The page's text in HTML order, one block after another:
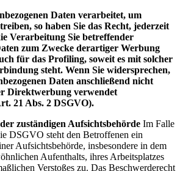
Daten verarbeitet, um
so haben Sie das Recht, jederzeit
Verarbeitung Sie betreffender
zum Zwecke derartiger Werbung
für das Profiling, soweit es mit solcher
steht. Wenn Sie widersprechen,
Daten anschließend nicht
Direktwerbung verwendet
21 Abs. 2 DSGVO).
zuständigen Aufsichtsbehörde Im Falle
DSGVO steht den Betroffenen ein
Aufsichtsbehörde, insbesondere in dem
Aufenthalts, ihres Arbeitsplatzes
Verstoßes zu. Das Beschwerderecht